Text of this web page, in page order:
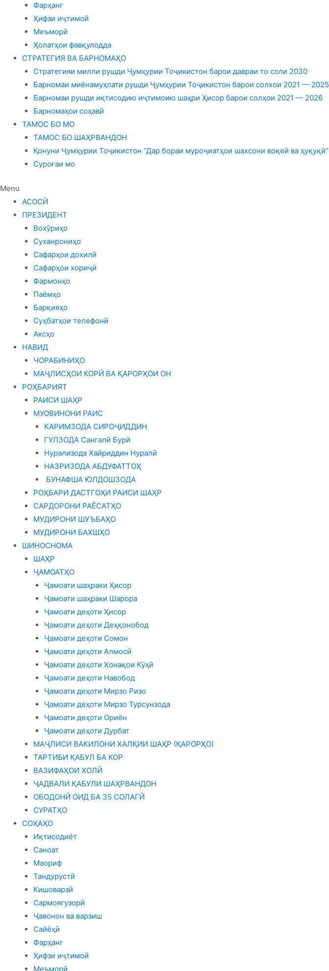
Фарҳанг
Ҳифзи иҷтимоӣ
Меъморӣ
Ҳолатҳои фавқулодда
СТРАТЕГИЯ ВА БАРНОМАҲО
Стратегияи милли рушди Ҷумҳурии Тоҷикистон барои давраи то соли 2030
Барномаи миёнамуҳлати рушди Ҷумҳурии Тоҷикистон барои солхои 2021 — 2025
Барномаи рушди иқтисодию иҷтимоию шаҳри Ҳисор барои солҳои 2021 — 2026
Барномаҳои соҳавӣ
ТАМОС БО МО
ТАМОС БО ШАҲРВАНДОН
Қонуни Ҷумҳурии Тоҷикистон “Дар бораи муроҷиатҳои шахсони воқеӣ ва ҳуқуқӣ”
Суроғаи мо
Menu
АСОСӢ
ПРЕЗИДЕНТ
Вохӯриҳо
Суханрониҳо
Сафарҳои дохилӣ
Сафарҳои хориҷӣ
Фармонҳо
Паёмҳо
Барқияҳо
Суҳбатҳои телефонӣ
Аксҳо
НАВИД
ЧОРАБИНИҲО
МАҶЛИСҲОИ КОРӢ ВА ҚАРОРҲОИ ОН
РОҲБАРИЯТ
РАИСИ ШАҲР
МУОВИНОНИ РАИС
КАРИМЗОДА СИРОҶИДДИН
ГУЛЗОДА Сангалӣ Бурӣ
Нурализода Хайриддин Нуралӣ
НАЗРИЗОДА АБДУФАТТОҲ
БУНАФША ЮЛДОШЗОДА
РОҲБАРИ ДАСТГОҲИ РАИСИ ШАҲР
САРДОРОНИ РАЁСАТҲО
МУДИРОНИ ШУЪБАҲО
МУДИРОНИ БАХШҲО
ШИНОСНОМА
ШАҲР
ҶАМОАТҲО
Ҷамоати шаҳраки Ҳисор
Ҷамоати шаҳраки Шарора
Ҷамоати деҳоти Ҳисор
Ҷамоати деҳоти Деҳқонобод
Ҷамоати деҳоти Сомон
Ҷамоати деҳоти Алмосӣ
Ҷамоати деҳоти Хонақои Кӯҳӣ
Ҷамоати деҳоти Навобод
Ҷамоати деҳоти Мирзо Ризо
Ҷамоати деҳоти Мирзо Турсунзода
Ҷамоати деҳоти Ориён
Ҷамоати деҳоти Дурбат
МАҶЛИСИ ВАКИЛОНИ ХАЛҚИИ ШАҲР (ҚАРОРҲО)
ТАРТИБИ ҚАБУЛ БА КОР
ВАЗИФАҲОИ ХОЛӢ
ҶАДВАЛИ ҚАБУЛИ ШАҲРВАНДОН
ОБОДОНӢ ОИД БА 35 СОЛАГӢ
СУРАТҲО
СОҲАҲО
Иқтисодиёт
Саноат
Маориф
Тандурустӣ
Кишоварзӣ
Сармоягузорӣ
Ҷавонон ва варзиш
Сайёҳӣ
Фарҳанг
Ҳифзи иҷтимоӣ
Меъморӣ